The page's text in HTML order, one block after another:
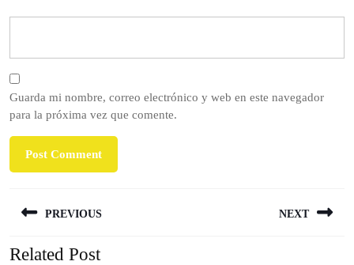
Guarda mi nombre, correo electrónico y web en este navegador
para la próxima vez que comente.
de
entradas
PREVIOUS
Previous
NEXT
Related Post